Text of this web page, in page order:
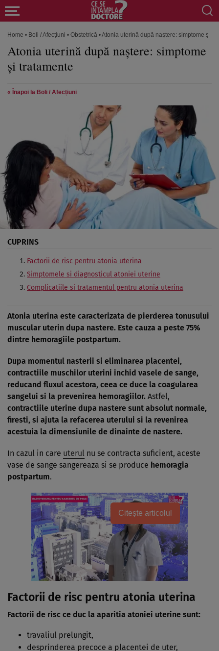
Home • Boli / Afecțiuni • Obstetrică •Atonia uterină după naştere: simptome şi
Atonia uterină după naştere: simptome
şi tratamente
« Înapoi la Boli / Afecțiuni
CUPRINS
Factorii de risc pentru atonia uterina
Simptomele si diagnosticul atoniei uterine
Complicatiile si tratamentul pentru atonia uterina
Atonia uterina este caracterizata de pierderea tonusului
muscular uterin dupa nastere. Este cauza a peste 75%
dintre hemoragiile postpartum.
Dupa momentul nasterii si eliminarea placentei,
contractiile muschilor uterini inchid vasele de sange,
reducand fluxul acestora, ceea ce duce la coagularea
sangelui si la prevenirea hemoragiilor. Astfel,
contractiile uterine dupa nastere sunt absolut normale,
firesti, si ajuta la refacerea uterului si la revenirea
acestuia la dimensiunile de dinainte de nastere.
In cazul in care uterul nu se contracta suficient, aceste
vase de sange sangereaza si se produce hemoragia
postpartum.
Citește articolul
Factorii de risc pentru atonia uterina
Factorii de risc ce duc la aparitia atoniei uterine sunt:
travaliul prelungit,
desprinderea precoce a placentei de uter,